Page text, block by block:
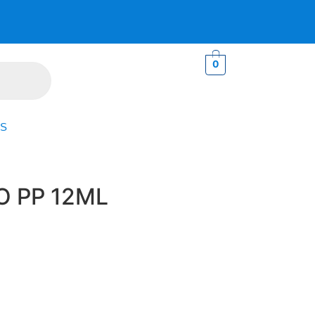
0
PP 12ML